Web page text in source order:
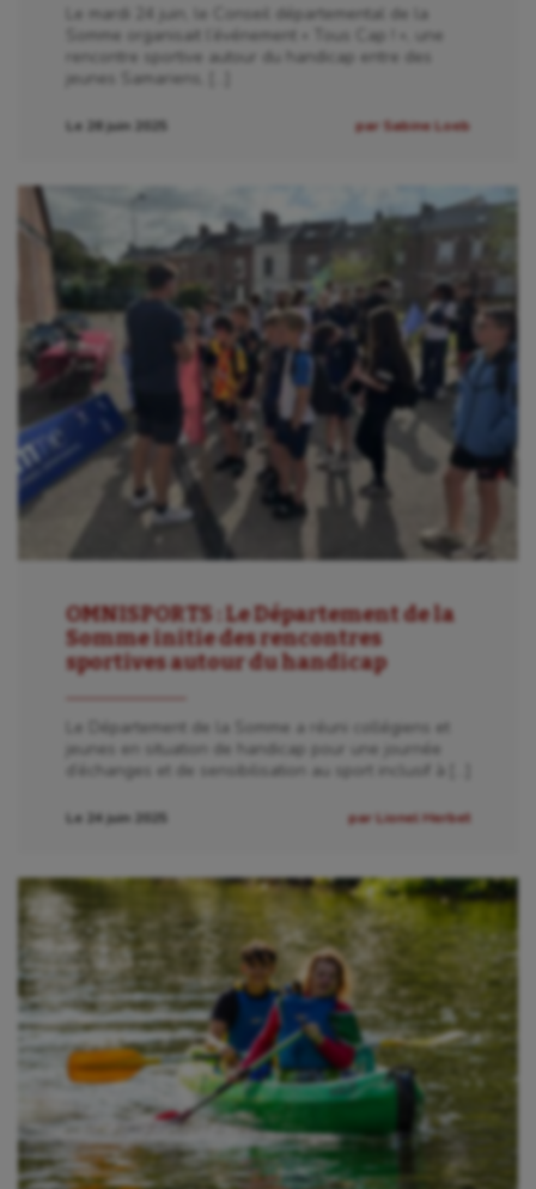
Le mardi 24 juin, le Conseil départemental de la
Somme organisait l’événement « Tous Cap ! », une
rencontre sportive autour du handicap entre des
jeunes Samariens, […]
Le 26 juin 2025 par Sabine Loeb
OMNISPORTS : Le Département de la
Somme initie des rencontres
sportives autour du handicap
Le Département de la Somme a réuni collégiens et
jeunes en situation de handicap pour une journée
d’échanges et de sensibilisation au sport inclusif à […]
Le 24 juin 2025 par Lionel Herbet